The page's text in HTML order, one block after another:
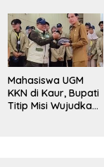
Mahasiswa UGM
KKN di Kaur, Bupati
Titip Misi Wujudkan